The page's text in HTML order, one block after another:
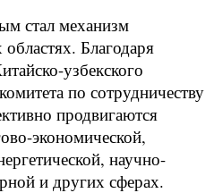
стал механизм
Благодаря
узбекского
по сотрудничеству
продвигаются
экономической,
научно-
и других сферах.